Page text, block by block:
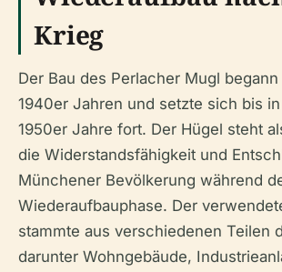
Krieg
Der Bau des Perlacher Mugl
1940er Jahren und setzte sich bis
1950er Jahre fort. Der Hügel steht
die Widerstandsfähigkeit und
Münchener Bevölkerung während
Wiederaufbauphase. Der
stammte aus verschiedenen Teilen
darunter Wohngebäude,